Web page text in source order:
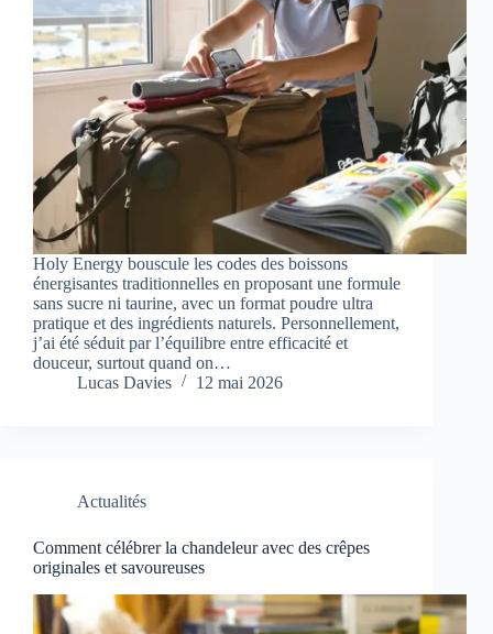
Holy Energy bouscule les codes des boissons
énergisantes traditionnelles en proposant une formule
sans sucre ni taurine, avec un format poudre ultra
pratique et des ingrédients naturels. Personnellement,
j’ai été séduit par l’équilibre entre efficacité et
douceur, surtout quand on…
Lucas Davies
12 mai 2026
Actualités
Comment célébrer la chandeleur avec des crêpes
originales et savoureuses